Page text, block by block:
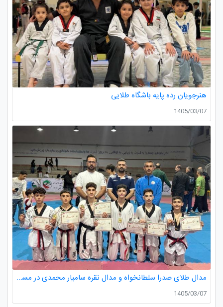
هنرجویان رده پایه باشگاه طلایی
1405/03/07
مدال طلای صدرا سلطانخواه و مدال نقره سامیار محمدی در مسابقات قهرمانی نونهالان استان گیلان
1405/03/07